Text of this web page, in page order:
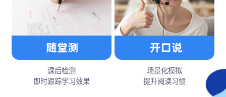
课后检测
即时跟踪学习效果
场景化模拟
提升阅读习惯